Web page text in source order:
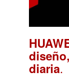
diaria.